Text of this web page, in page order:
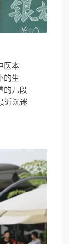
医本
的生
的几段
近沉迷